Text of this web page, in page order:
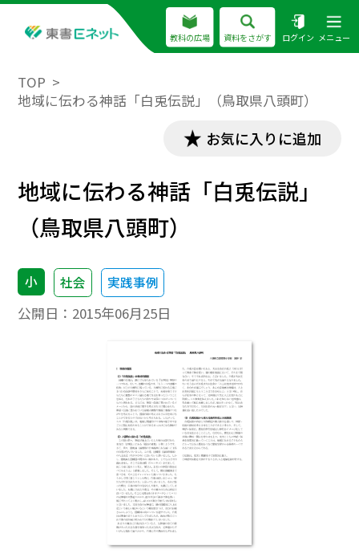
教科の広場 資料をさがす ログイン メニュー
TOP
地域に伝わる神話「白兎伝説」（鳥取県八頭町）
お気に入りに追加
地域に伝わる神話「白兎伝説」
（鳥取県八頭町）
小 社会 実践事例
公開日： 2015年06月25日